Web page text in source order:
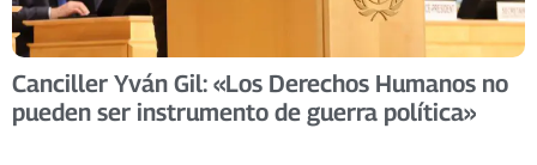
Canciller Yván Gil: «Los Derechos Humanos no
pueden ser instrumento de guerra política»